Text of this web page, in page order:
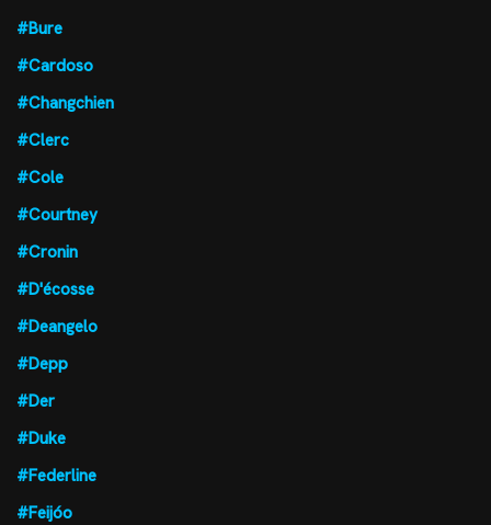
#Bure
#Cardoso
#Changchien
#Clerc
#Cole
#Courtney
#Cronin
#D'écosse
#Deangelo
#Depp
#Der
#Duke
#Federline
#Feijóo